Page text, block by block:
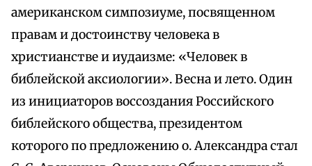
американском симпозиуме, посвященном
правам и достоинству человека в
христианстве и иудаизме: «Человек в
библейской аксиологии». Весна и лето. Один
из инициаторов воссоздания Российского
библейского общества, президентом
которого по предложению о. Александра стал